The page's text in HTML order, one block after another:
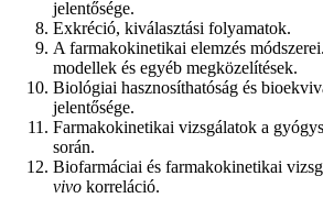
jelentősége.
Exkréció, kiválasztási folyamatok.
A farmakokinetikai elemzés
modellek és egyéb megközelítések.
Biológiai hasznosíthatóság és
jelentősége.
Farmakokinetikai vizsgálatok a
során.
Biofarmáciai és farmakokinetikai
vivo korreláció.